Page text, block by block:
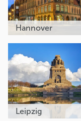
Hannover
Leipzig